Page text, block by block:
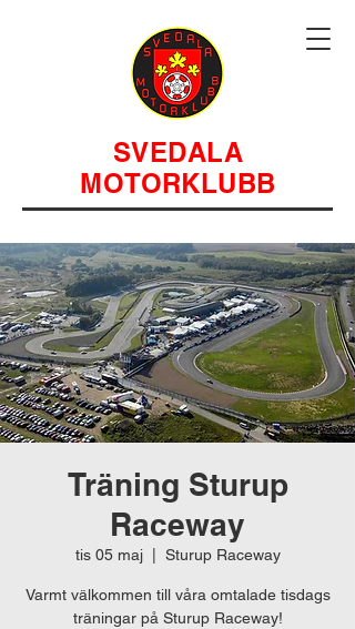
SVEDALA
MOTORKLUBB
Träning Sturup
Raceway
tis 05 maj
  |
Sturup Raceway
Varmt välkommen till våra omtalade tisdags
träningar på Sturup Raceway!